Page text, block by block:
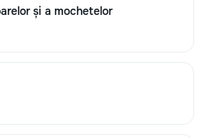
și a mochetelor